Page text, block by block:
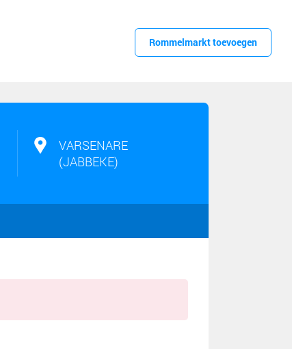
Rommelmarkt toevoegen
VARSENARE
(JABBEKE)